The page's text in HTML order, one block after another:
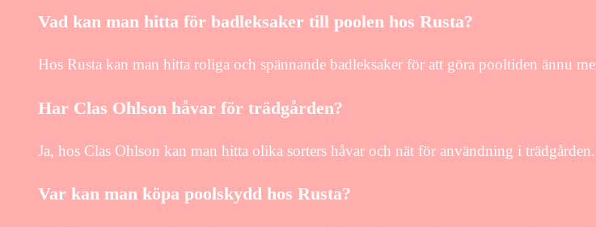
Vad kan man hitta för badleksaker till poolen hos Rusta?
Hos Rusta kan man hitta roliga och spännande badleksaker för att göra pooltiden ännu
Har Clas Ohlson håvar för trädgården?
Ja, hos Clas Ohlson kan man hitta olika sorters håvar och nät för användning i
Var kan man köpa poolskydd hos Rusta?